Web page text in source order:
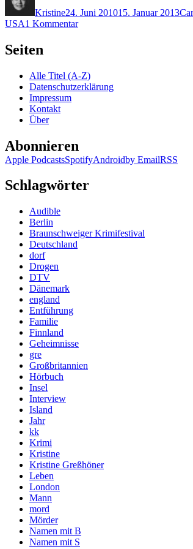
Kristine24. Juni 201015. Januar 2013
USA1 Kommentarzu
–
Der
Seiten
Alle Titel (A-Z)
Datenschutzerklärung
Impressum
Kontakt
Über
Abonnieren
Apple PodcastsSpotifyAndroidby EmailRSS
Schlagwörter
Audible
Berlin
Braunschweiger Krimifestival
Deutschland
dorf
Drogen
DTV
Dänemark
england
Entführung
Familie
Finnland
Geheimnisse
gre
Großbritannien
Hörbuch
Insel
Interview
Island
Jahr
kk
Krimi
Kristine
Kristine Greßhöner
Leben
London
Mann
mord
Mörder
Namen mit B
Namen mit S